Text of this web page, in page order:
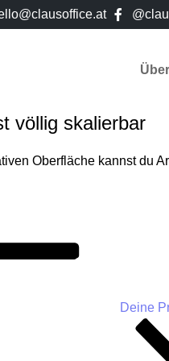
völlig skalierbar
Oberfläche kannst du
Deine